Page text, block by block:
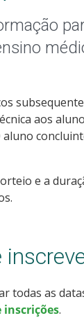
Inscrição
no IFSC?
aos
aluno
e a
todas as
inscrições.